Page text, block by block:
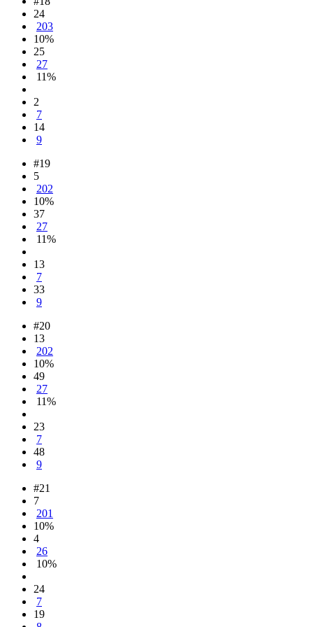
24
203
10%
25
27
11%
2
7
14
9
#19
5
202
10%
37
27
11%
13
7
33
9
#20
13
202
10%
49
27
11%
23
7
48
9
#21
7
201
10%
4
26
10%
24
7
19